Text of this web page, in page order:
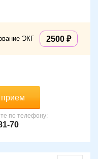
ЭКГ 2500
прием
по телефону:
70